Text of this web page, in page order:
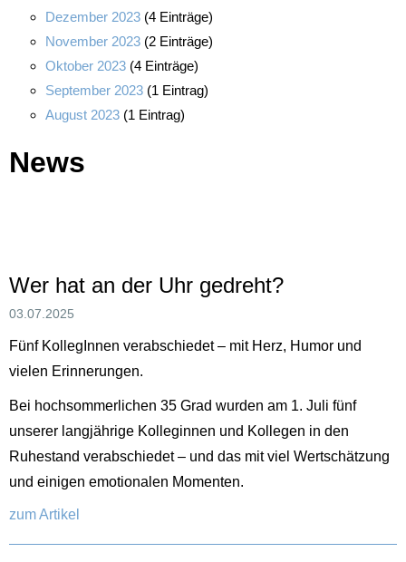
Dezember 2023 (4 Einträge)
November 2023 (2 Einträge)
Oktober 2023 (4 Einträge)
September 2023 (1 Eintrag)
August 2023 (1 Eintrag)
News
Wer hat an der Uhr gedreht?
03.07.2025
Fünf KollegInnen verabschiedet – mit Herz, Humor und
vielen Erinnerungen.
Bei hochsommerlichen 35 Grad wurden am 1. Juli fünf
unserer langjährige Kolleginnen und Kollegen in den
Ruhestand verabschiedet – und das mit viel Wertschätzung
und einigen emotionalen Momenten.
zum Artikel